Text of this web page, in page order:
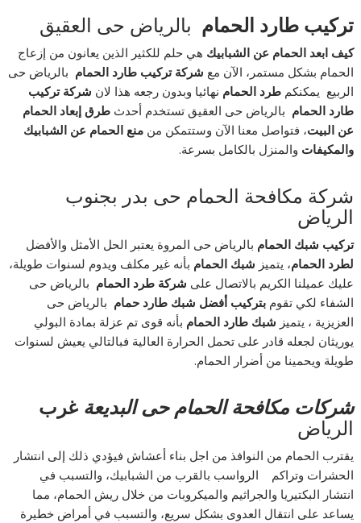
تركيب طارد الحمام بالرياض حى العقيق
كيف ابعد الحمام عن الشبابيك هي حلم للكثير الذين يعانون من إزعاج
الحمام بشكل مستمر، الآن مع شركة تركيب طارد الحمام بالرياض حى
الربيع يمكنكمطرد الحمام نهائيا وبدون رجعه هذا لان شركة تركيب
طارد الحمام بالرياض حى العقيق تستخدم أحدثطرق إبعاد الحمام
عن البيت، فتواصل معنا الآن وستتمكن منمنع الحمام عن الشبابيك
والمكيفات والمنزل بالكامل بسرعة.
شركة مكافحة الحمام حى بدر بجنوب
الرياض
تركيب شبك الحمام بالرياض حى المروة يعتبر الحل الأمثل والأفضل
لطرد الحمام، يتميز شبك الحمام بأنه غير مكلف ويدوم لسنوات طويلة،
عليك عميلنا الكريم بالاتصال على شركة طرد الحمام بالرياض حى
الشفاء لكي تقومبتركيب أفضل شبك طارد حمام بالرياض حى
العزيزية ، يتميز شبك طارد الحمام بأنه قوى تم عزلة بمادة البولي
يوريثان لجعله قادر على تحمل الحرارة العالية فبالتالي يعيش لسنوات
طويلة ويحمينا من أضرار الحمام.
شركات مكافحة الحمام حى البديعة غرب
الرياض
يقترب الحمام من النوافذ من اجل بناء أعشاش فيؤدي ذلك إلى انتشار
الحشرات وتراكم الرواسب بالقرب من الشبابيك، والتسبب في
انتشار البكتيريا والجراثيم والميكروبات من خلال ريش الحمام، مما
يساعد على انتقال العدوى بشكل سريع، والتسبب في أمراض خطيرة